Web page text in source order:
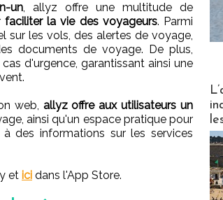
un, allyz offre une multitude de
faciliter la vie des voyageurs. Parmi
sur les vols, des alertes de voyage,
documents de voyage. De plus,
d'urgence, garantissant ainsi une
web, allyz offre aux utilisateurs un
ainsi qu'un espace pratique pour
des informations sur les services
et ici dans l'App Store.